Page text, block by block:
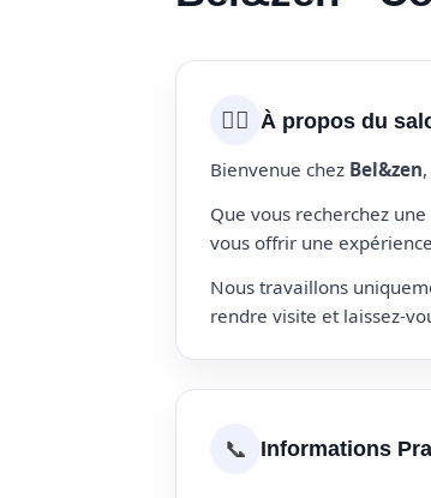
💇‍♀️ À propos du
Bienvenue chez Bel&zen
Que vous recherchez
vous offrir une
Nous travaillons
rendre visite et laissez-
📞 Informations